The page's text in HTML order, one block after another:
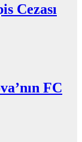
Cezası
FC